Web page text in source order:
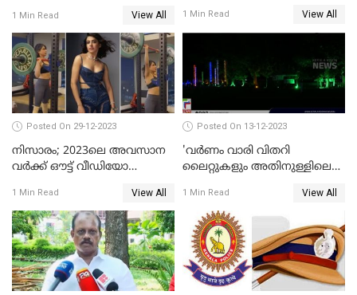
1 Min Read View All 1 Min Read View All
Posted On 29-12-2023
നിസാരം; 2023ലെ അവസാന
വർക്ക് ഔട്ട് വീഡിയോ
1 Min Read View All
Posted On 13-12-2023
'വര്‍ണം വാരി വിതറി
ലൈറ്റുകളും അതിനുള്ളിലെ
അണിഞ്ഞൊരുങ്ങി എസ് ബി
കോളേജ് മൈതാനം
1 Min Read View All